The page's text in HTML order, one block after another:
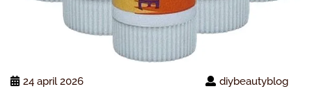
24 april 2026
diybeautyblog